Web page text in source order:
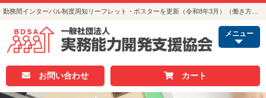
メニュー
お問い合わせ カート